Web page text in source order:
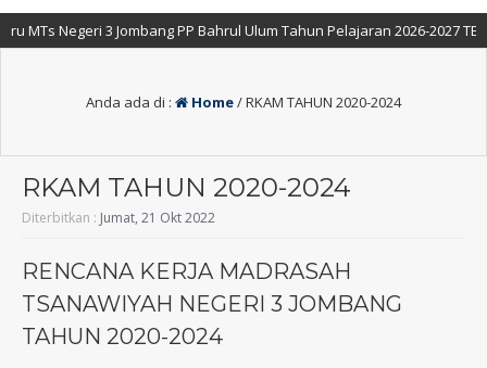
3 Jombang PP Bahrul Ulum Tahun Pelajaran 2026-2027 TELAK
Anda ada di : Home/RKAM TAHUN 2020-2024
RKAM TAHUN 2020-2024
Diterbitkan : Jumat, 21 Okt 2022
RENCANA KERJA MADRASAH
TSANAWIYAH NEGERI 3 JOMBANG
TAHUN 2020-2024